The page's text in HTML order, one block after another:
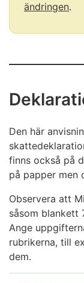
ändringen.
Den här
finns också på
på papper men
Observera att
såsom blankett
Ange
rubrikerna, till
dem.